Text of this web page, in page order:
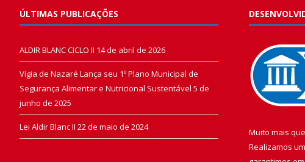
ÚLTIMAS PUBLICAÇÕES
ALDIR BLANC CICLO II 14 de abril de 2026
Vigia de Nazaré Lança seu 1º Plano Municipal de
Segurança Alimentar e Nutricional Sustentável 5 de
junho de 2025
Lei Aldir Blanc II 22 de maio de 2024 Muito mais que
Realizamos